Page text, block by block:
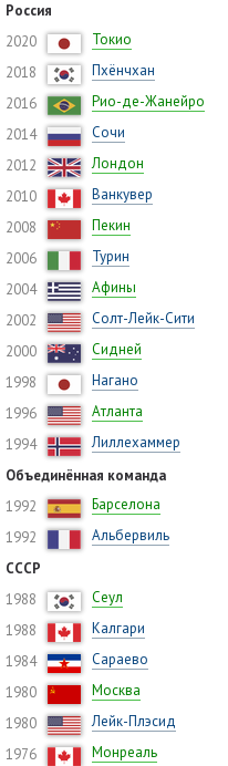
Россия
2020
Токио
2018
Пхёнчхан
2016
Рио-де-Жанейро
2014
Сочи
2012
Лондон
2010
Ванкувер
2008
Пекин
2006
Турин
2004
Афины
2002
Солт-Лейк-Сити
2000
Сидней
1998
Нагано
1996
Атланта
1994
Лиллехаммер
Объединённая команда
1992
Барселона
1992
Альбервиль
СССР
1988
Сеул
1988
Калгари
1984
Сараево
1980
Москва
1980
Лейк-Плэсид
1976
Монреаль